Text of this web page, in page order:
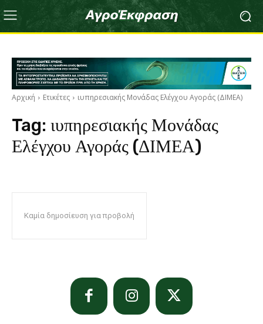
Αρχική Ετικέτες ιυπηρεσιακής Μονάδας Ελέγχου Αγοράς (ΔΙΜΕΑ)
Tag: ιυπηρεσιακής Μονάδας
Ελέγχου Αγοράς (ΔΙΜΕΑ)
Καμία δημοσίευση για προβολή